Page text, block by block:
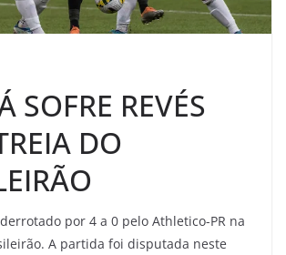
SOFRE REVÉS
DO
por 4 a 0 pelo Athletico-PR na
A partida foi disputada neste